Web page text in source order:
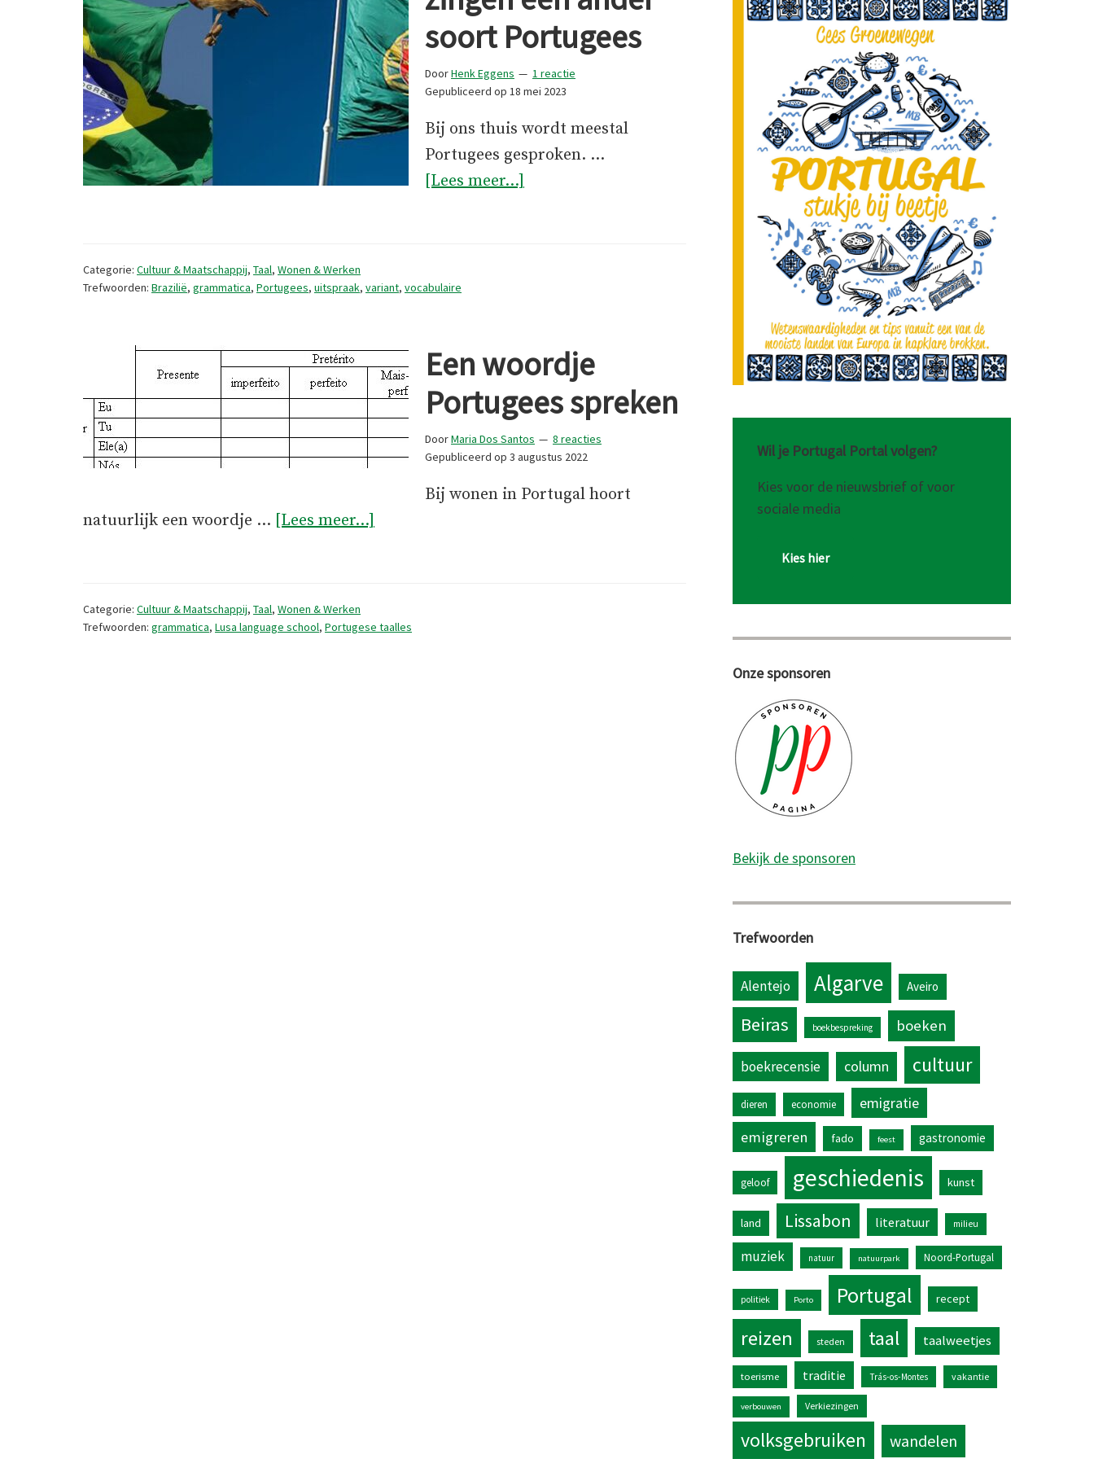
soort Portugees
DoorHenk Eggens
1 reactie
Gepubliceerd op 18 mei 2023
Bij ons thuis wordt meestal
Portugees gesproken. …
[Lees meer...]
Categorie: Cultuur & Maatschappij, Taal, Wonen & Werken
Trefwoorden: Brazilië, grammatica, Portugees, uitspraak, variant, vocabulaire
Een woordje
Portugees spreken
DoorMaria Dos Santos
8 reacties
Gepubliceerd op 3 augustus 2022
Bij wonen in Portugal hoort
natuurlijk een woordje … [Lees meer...]
Categorie: Cultuur & Maatschappij, Taal, Wonen & Werken
Trefwoorden: grammatica, Lusa language school, Portugese taalles
Wil je Portugal Portal volgen?
Kies voor de nieuwsbrief of voor
sociale media
Kies hier
Onze sponsoren
Bekijk de sponsoren
Trefwoorden
Alentejo Algarve Aveiro
Beiras boekbespreking boeken
boekrecensie column cultuur
dieren economie
emigratie
emigreren
fado feest gastronomie
geloof geschiedenis kunst
land Lissabon literatuur milieu
muziek natuur natuurpark Noord-Portugal
politiek Porto Portugal recept
reizen steden taal taalweetjes
toerisme traditie Trás-os-Montes vakantie
verbouwen Verkiezingen
volksgebruiken wandelen